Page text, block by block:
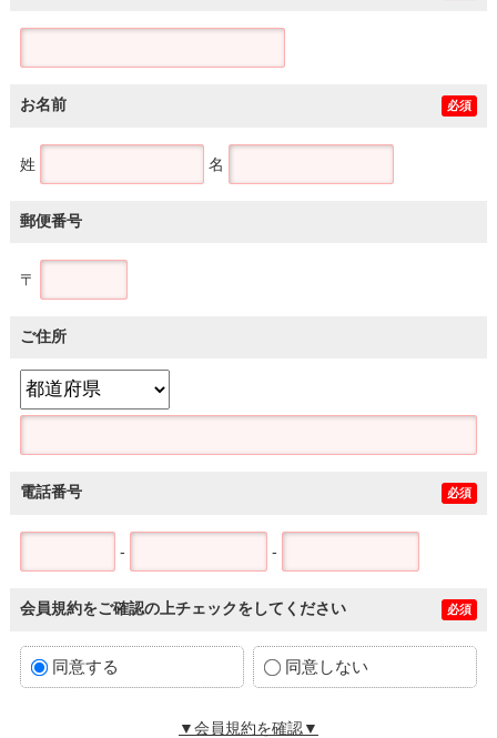
お名前 必須
姓 名
郵便番号
〒
ご住所
電話番号 必須
- -
会員規約をご確認の上チェックをしてください 必須
同意する 同意しない
▼会員規約を確認▼